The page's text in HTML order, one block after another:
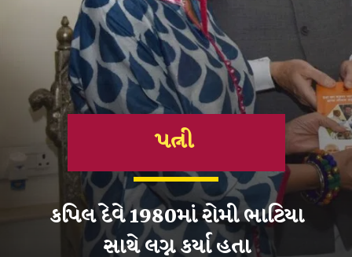
કપિલ દેવે 1980માં રોમી ભાટિયા
સાથે લગ્ન કર્યા હતા
પત્ની